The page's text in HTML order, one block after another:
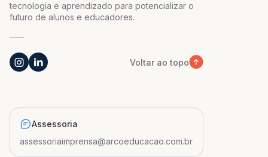
tecnologia e aprendizado para potencializar o
futuro de alunos e educadores.
Voltar ao topo
Assessoria
assessoriaimprensa@arcoeducacao.com.br